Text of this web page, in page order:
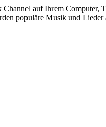
auf Ihrem Computer,
populäre Musik und